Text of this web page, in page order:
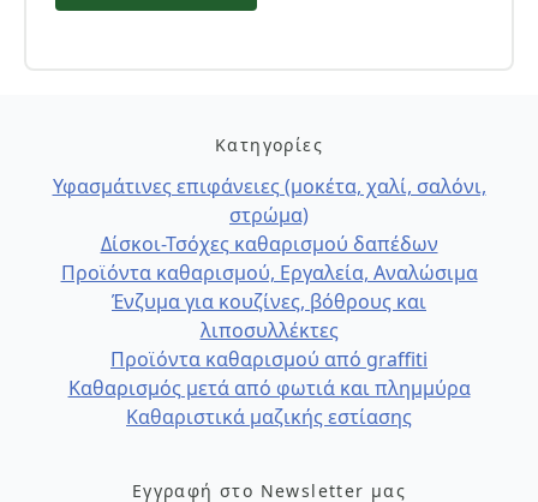
Κατηγορίες
Υφασμάτινες επιφάνειες (μοκέτα, χαλί, σαλόνι,
στρώμα)
Δίσκοι-Τσόχες καθαρισμού δαπέδων
Προϊόντα καθαρισμού, Εργαλεία, Αναλώσιμα
Ένζυμα για κουζίνες, βόθρους και
λιποσυλλέκτες
Προϊόντα καθαρισμού από graffiti
Καθαρισμός μετά από φωτιά και πλημμύρα
Καθαριστικά μαζικής εστίασης
Εγγραφή στο Newsletter μας